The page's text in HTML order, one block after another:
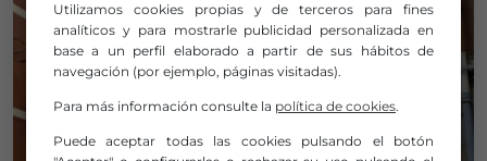
Utilizamos cookies propias y de terceros para fines
analíticos y para mostrarle publicidad personalizada en
base a un perfil elaborado a partir de sus hábitos de
navegación (por ejemplo, páginas visitadas).
Para más información consulte la política de cookies.
Puede aceptar todas las cookies pulsando el botón